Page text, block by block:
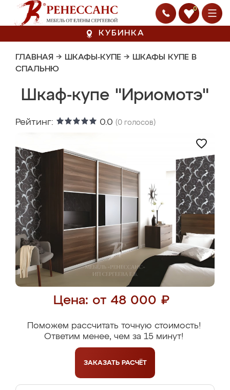
0
КУБИНКА
ГЛАВНАЯ → ШКАФЫ-КУПЕ → ШКАФЫ КУПЕ В
СПАЛЬНЮ
Шкаф-купе "Ириомотэ"
Рейтинг: 0.0 (0 голосов)
Цена: от 48 000 ₽
Поможем рассчитать точную стоимость!
Ответим менее, чем за 15 минут!
ЗАКАЗАТЬ РАСЧЁТ